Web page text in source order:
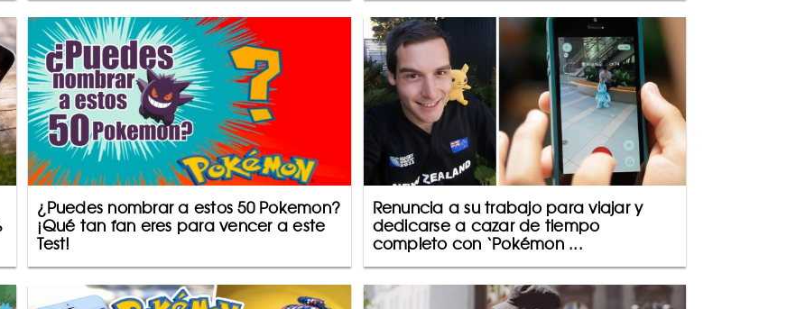
¿Puedes nombrar a estos 50 Pokemon?
¡Qué tan fan eres para vencer a este
Test!
Renuncia a su trabajo para viajar y
dedicarse a cazar de tiempo
completo con ‘Pokémon ...